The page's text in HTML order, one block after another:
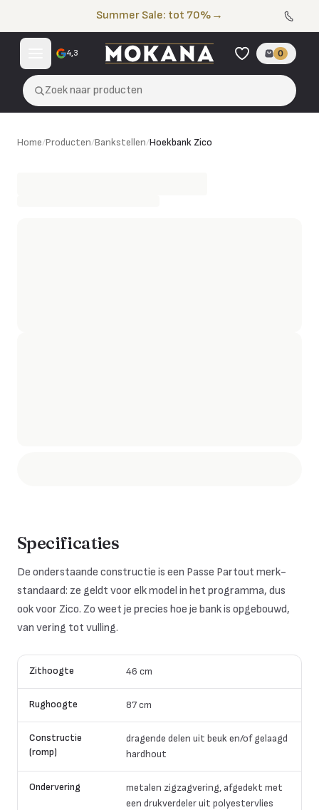
Summer Sale: tot 70% →
4,3 0
Zoek naar producten
Hoekbank Zico
Home/Producten/Bankstellen/Hoekbank Zico
Specificaties
De onderstaande constructie is een Passe Partout merk-
standaard: ze geldt voor elk model in het programma, dus
ook voor Zico. Zo weet je precies hoe je bank is opgebouwd,
van vering tot vulling.
Zithoogte 46 cm
Rughoogte 87 cm
Constructie
(romp)
dragende delen uit beuk en/of gelaagd
hardhout
Ondervering
metalen zigzagvering, afgedekt met
een drukverdeler uit polyestervlies